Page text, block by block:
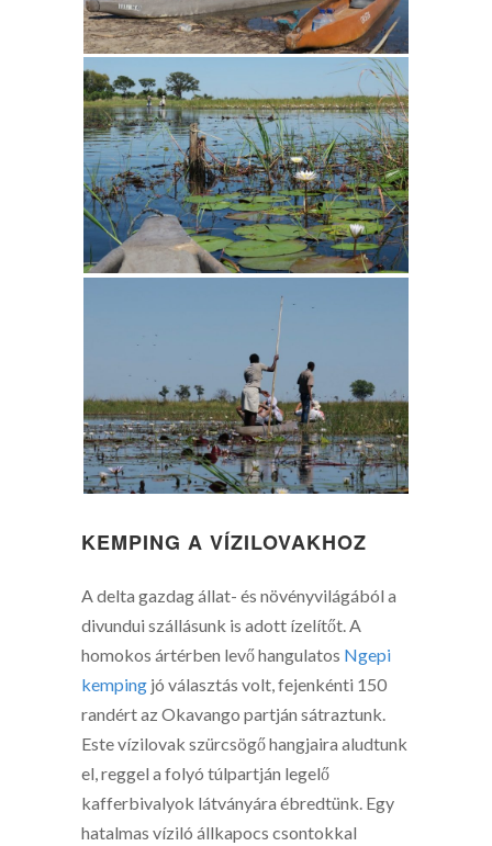
KEMPING A VÍZILOVAKHOZ
A delta gazdag állat- és növényvilágából a
divundui szállásunk is adott ízelítőt. A
homokos ártérben levő hangulatos Ngepi
kemping jó választás volt, fejenkénti 150
randért az Okavango partján sátraztunk.
Este vízilovak szürcsögő hangjaira aludtunk
el, reggel a folyó túlpartján legelő
kafferbivalyok látványára ébredtünk. Egy
hatalmas víziló állkapocs csontokkal